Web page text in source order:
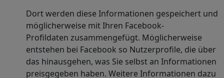
Dort werden diese Informationen gespeichert und
möglicherweise mit Ihren Facebook-
Profildaten zusammengefügt. Möglicherweise
entstehen bei Facebook so Nutzerprofile, die über
das hinausgehen, was Sie selbst an Informationen
preisgegeben haben. Weitere Informationen dazu